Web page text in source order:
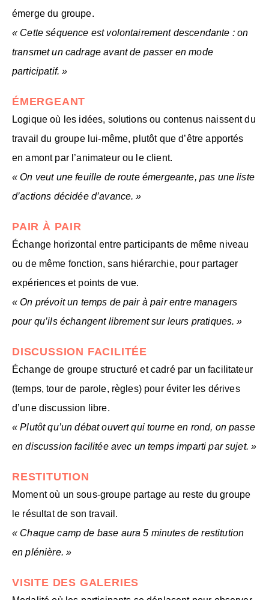
émerge du groupe.
« Cette séquence est volontairement descendante : on
transmet un cadrage avant de passer en mode
participatif. »
ÉMERGEANT
Logique où les idées, solutions ou contenus naissent du
travail du groupe lui-même, plutôt que d’être apportés
en amont par l’animateur ou le client.
« On veut une feuille de route émergeante, pas une liste
d’actions décidée d’avance. »
PAIR À PAIR
Échange horizontal entre participants de même niveau
ou de même fonction, sans hiérarchie, pour partager
expériences et points de vue.
« On prévoit un temps de pair à pair entre managers
pour qu’ils échangent librement sur leurs pratiques. »
DISCUSSION FACILITÉE
Échange de groupe structuré et cadré par un facilitateur
(temps, tour de parole, règles) pour éviter les dérives
d’une discussion libre.
« Plutôt qu’un débat ouvert qui tourne en rond, on passe
en discussion facilitée avec un temps imparti par sujet. »
RESTITUTION
Moment où un sous-groupe partage au reste du groupe
le résultat de son travail.
« Chaque camp de base aura 5 minutes de restitution
en plénière. »
VISITE DES GALERIES